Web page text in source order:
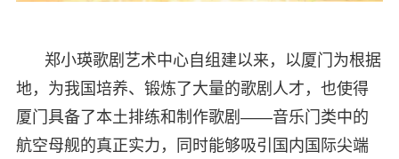
郑小瑛歌剧艺术中心自组建以来，以厦门为根据
地，为我国培养、锻炼了大量的歌剧人才，也使得
厦门具备了本土排练和制作歌剧——音乐门类中的
航空母舰的真正实力，同时能够吸引国内国际尖端